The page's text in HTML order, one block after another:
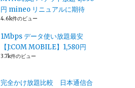
円 mineo リニュアルに期待
4.6k件のビュー
1Mbps データ使い放題最安
【J:COM MOBILE】1,580円
3.7k件のビュー
完全かけ放題比較 日本通信合